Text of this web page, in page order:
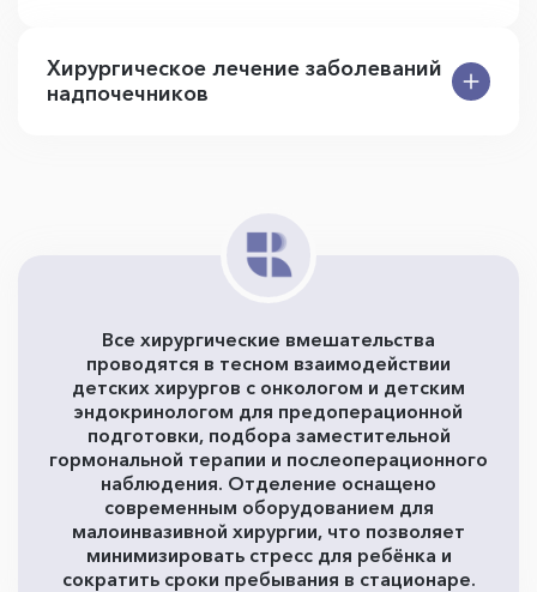
Хирургическое лечение заболеваний
надпочечников
Все хирургические вмешательства
проводятся в тесном взаимодействии
детских хирургов с онкологом и детским
эндокринологом для предоперационной
подготовки, подбора заместительной
гормональной терапии и послеоперационного
наблюдения. Отделение оснащено
современным оборудованием для
малоинвазивной хирургии, что позволяет
минимизировать стресс для ребёнка и
сократить сроки пребывания в стационаре.